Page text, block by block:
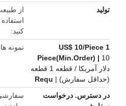
از
استفاده
کنید
تولید
نمونه ها
US$ 10/Piece 1
Piece(Min.Order) | 10
دلار آمریکا / قطعه 1 قطعه
(حداقل سفارش) | Requ
در دسترس. درخواست